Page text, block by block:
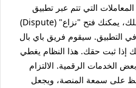
التي تتم عبر تطبيق
الأندرويد؛ فإذا اشتريت منتجاً ولم يصلك، يمكنك فتح "نزاع" (Dispute)
التطبيق. سيقوم فريق باي بال
إذا ثبت حقك. هذا النظام يغطي
الخدمات الرقمية. الالتزام
على سمعة المنصة، ويجعل